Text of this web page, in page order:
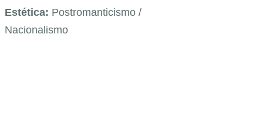
Estética: Postromanticismo /
Nacionalismo